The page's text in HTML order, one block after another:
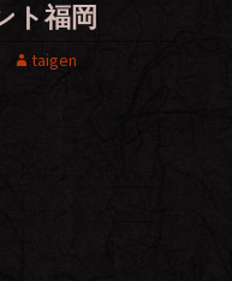
ト福岡
taigen